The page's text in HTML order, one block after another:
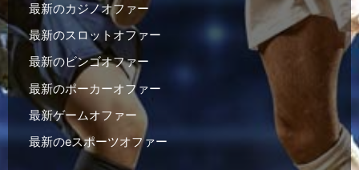
最新のカジノオファー
最新のスロットオファー
最新のビンゴオファー
最新のポーカーオファー
最新ゲームオファー
最新のeスポーツオファー